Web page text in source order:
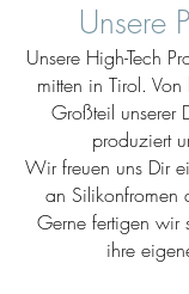
Unsere
Unsere High-Tech
mitten in Tirol.
Großteil unserer
produziert
Wir freuen uns Dir
an Silikonfromen
Gerne fertigen wir
ihre